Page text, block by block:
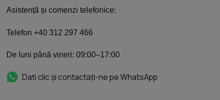
Asistență și comenzi telefonice:
Telefon +40 312 297 466
De luni până vineri: 09:00–17:00
Dati clic și contactați-ne pe WhatsApp